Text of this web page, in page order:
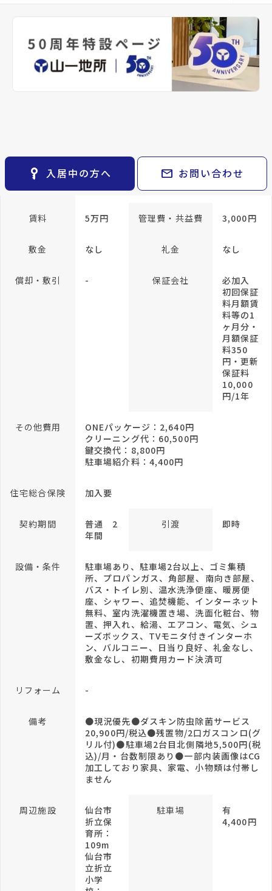
エリアから探す
train
路線から探す
事業用・投資用を探す keyboard_arrow_right
検索条件
閲覧履歴 keyboard_arrow_right
マイホームを考え始めたら keyboard_arrow_right
相続相談をしたい keyboard_arrow_right
不動産に投資したい keyboard_arrow_right
keyboard_arrow_right
パーパス keyboard_arrow_right
CM紹介
keyboard_arrow_right
レンタルオフィス keyboard_arrow_right
貸会議室 keyboard_arrow_right
open_in_new
keyboard_arrow_right
退去される方へ keyboard_arrow_right
※準備中 住まいのしおり（PDF）
key_vertical 入居中の方へ mail お問い合わせ
築年月
1995年
07月
間取り 2LDK 間取り内訳
洋室 6 帖
LDK 12
帖
和室 6 帖
方位 南向き 構造 軽量鉄骨
1階／地上2階
賃料 5万円 管理費・共益費 3,000円
敷金 なし 礼金 なし
償却・敷引 - 保証会社
必加入
初回保証
料月額賃
料等の1
ヶ月分・
月額保証
料350
円・更新
保証料
10,000
円/1年
その他費用
ONEパッケージ：2,640円
クリーニング代：60,500円
鍵交換代：8,800円
駐車場紹介料：4,400円
住宅総合保険 加入要
契約期間
普通 2
年間
引渡 即時
設備・条件
駐車場あり、駐車場2台以上、ゴミ集積
所、プロパンガス、角部屋、南向き部屋、
バス・トイレ別、温水洗浄便座、暖房便
座、シャワー、追焚機能、インターネット
無料、室内洗濯機置き場、洗面化粧台、物
置、押入れ、給湯、エアコン、電気、シュ
ーズボックス、TVモニタ付きインターホ
ン、バルコニー、日当り良好、礼金なし、
敷金なし、初期費用カード決済可
リフォーム -
備考
●現況優先●ダスキン防虫除菌サービス
20,900円/税込●残置物/2口ガスコンロ(グ
リル付)●駐車場2台目北側隣地5,500円(税
込)/月・台数制限あり●一部内装画像はCG
加工しており家具、家電、小物類は付帯し
ません
周辺施設
仙台市
折立保
育所：
109m
仙台市
立折立
小学
駐車場
有
4,400円